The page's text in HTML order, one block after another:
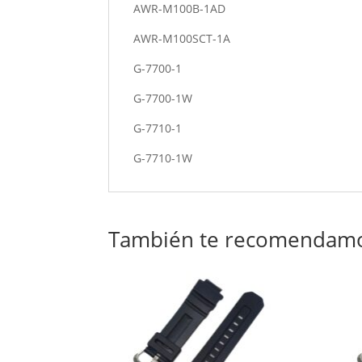
AWR-M100B-1AD
AWR-M100SCT-1A
G-7700-1
G-7700-1W
G-7710-1
G-7710-1W
También te